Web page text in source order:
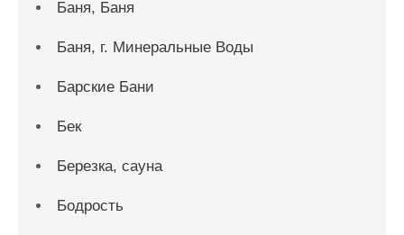
Баня, Баня
Баня, г. Минеральные Воды
Барские Бани
Бек
Березка, сауна
Бодрость